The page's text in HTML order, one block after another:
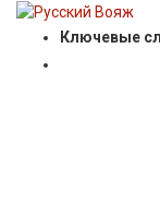
Ключевые